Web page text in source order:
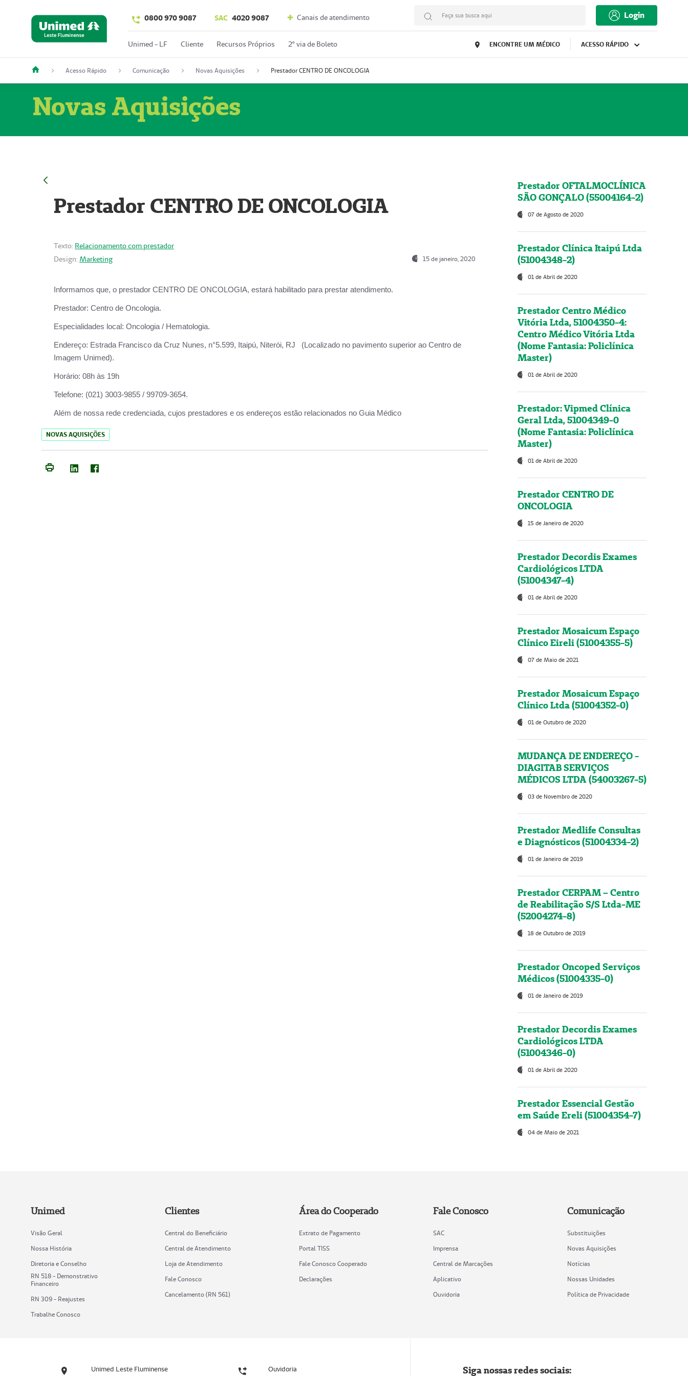
0800 970 9087 SAC 4020 9087 Canais de atendimento Faça sua busca aqui Login
Unimed - LF Cliente Recursos Próprios 2º via de Boleto ENCONTRE UM MÉDICO ACESSO RÁPIDO
Acesso Rápido Comunicação Novas Aquisições Prestador CENTRO DE ONCOLOGIA
Novas Aquisições
Prestador CENTRO DE ONCOLOGIA
Texto: Relacionamento com prestador
Design: Marketing 15 de janeiro, 2020
Informamos que, o prestador CENTRO DE ONCOLOGIA, estará habilitado para prestar atendimento.
Prestador: Centro de Oncologia.
Especialidades local: Oncologia / Hematologia.
Endereço: Estrada Francisco da Cruz Nunes, n°5.599, Itaipú, Niterói, RJ (Localizado no pavimento superior ao Centro de
Imagem Unimed).
Horário: 08h às 19h
Telefone: (021) 3003-9855 / 99709-3654.
Além de nossa rede credenciada, cujos prestadores e os endereços estão relacionados no Guia Médico
NOVAS AQUISIÇÕES
Prestador OFTALMOCLÍNICA
SÃO GONÇALO (55004164-2)
07 de Agosto de 2020
Prestador Clínica Itaipú Ltda
(51004348-2)
01 de Abril de 2020
Prestador Centro Médico
Vitória Ltda, 51004350-4:
Centro Médico Vitória Ltda
(Nome Fantasia: Policlínica
Master)
01 de Abril de 2020
Prestador: Vipmed Clínica
Geral Ltda, 51004349-0
(Nome Fantasia: Policlínica
Master)
01 de Abril de 2020
Prestador CENTRO DE
ONCOLOGIA
15 de Janeiro de 2020
Prestador Decordis Exames
Cardiológicos LTDA
(51004347-4)
01 de Abril de 2020
Prestador Mosaicum Espaço
Clínico Eireli (51004355-5)
07 de Maio de 2021
Prestador Mosaicum Espaço
Clínico Ltda (51004352-0)
01 de Outubro de 2020
MUDANÇA DE ENDEREÇO -
DIAGITAB SERVIÇOS
MÉDICOS LTDA (54003267-5)
03 de Novembro de 2020
Prestador Medlife Consultas
e Diagnósticos (51004334-2)
01 de Janeiro de 2019
Prestador CERPAM – Centro
de Reabilitação S/S Ltda-ME
(52004274-8)
18 de Outubro de 2019
Prestador Oncoped Serviços
Médicos (51004335-0)
01 de Janeiro de 2019
Prestador Decordis Exames
Cardiológicos LTDA
(51004346-0)
01 de Abril de 2020
Prestador Essencial Gestão
em Saúde Ereli (51004354-7)
04 de Maio de 2021
Unimed
Visão Geral
Nossa História
Diretoria e Conselho
RN 518 - Demonstrativo
Financeiro
RN 309 - Reajustes
Trabalhe Conosco
Clientes
Central do Beneficiário
Central de Atendimento
Loja de Atendimento
Fale Conosco
Cancelamento (RN 561)
Área do Cooperado
Extrato de Pagamento
Portal TISS
Fale Conosco Cooperado
Declarações
Fale Conosco
SAC
Imprensa
Central de Marcações
Aplicativo
Ouvidoria
Comunicação
Substituições
Novas Aquisições
Notícias
Nossas Unidades
Política de Privacidade
Unimed Leste Fluminense Ouvidoria Siga nossas redes sociais: